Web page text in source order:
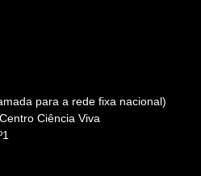
para a rede fixa nacional)
Ciência Viva